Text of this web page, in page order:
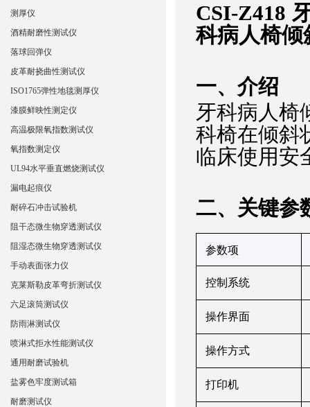
CSI-Z418
科病人椅倾
‌一、 介绍
牙科病人椅
科椅在倾斜
临床使用安
‌二、关键参
‌参数项‌
控制系统
操作界面
操作方式
打印机
测厚仪
酒精耐磨性测试仪
落球回弹仪
皮革耐挠曲性测试仪
ISO1765弹性地毯测厚仪
漆膜鲜映性测定仪
高温极限氧指数测试仪
氧指数测定仪
UL94水平垂直燃烧测试仪
漏电起痕仪
耐碎石冲击试验机
阻干态微生物穿透测试仪
阻湿态微生物穿透测试仪
手动表面张力仪
克莱斯勒皮革弯折测试仪
六足滚筒测试仪
防雨淋测试仪
喷淋式拒水性能测试仪
通用耐磨试验机
盐雾色牢度测试箱
耐磨测试仪